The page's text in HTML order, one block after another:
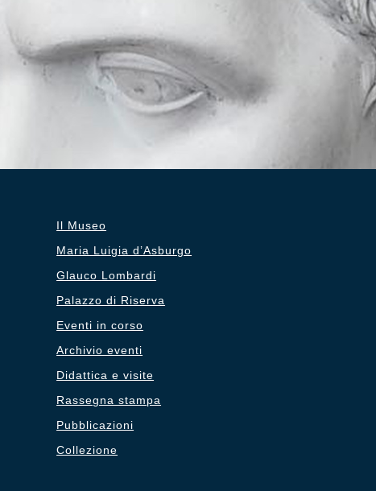
Il Museo
Maria Luigia d’Asburgo
Glauco Lombardi
Palazzo di Riserva
Eventi in corso
Archivio eventi
Didattica e visite
Rassegna stampa
Pubblicazioni
Collezione